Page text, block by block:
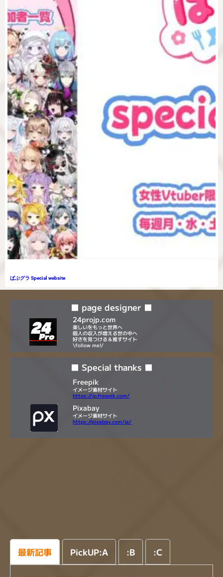
ばぶグラ Special website
■ page designer ■
24projp.com
楽しいをもっと世界へ
個人の収入が増える世の中へ
好きを見つける＆推すサイト
\follow me!/
■ Special thanks ■
Freepik
イメージ素材サイト
https://jp.freepik.com/
Pixabay
イメージ素材サイト
https://pixabay.com/ja/
最新記事 PickUP:A :B :C